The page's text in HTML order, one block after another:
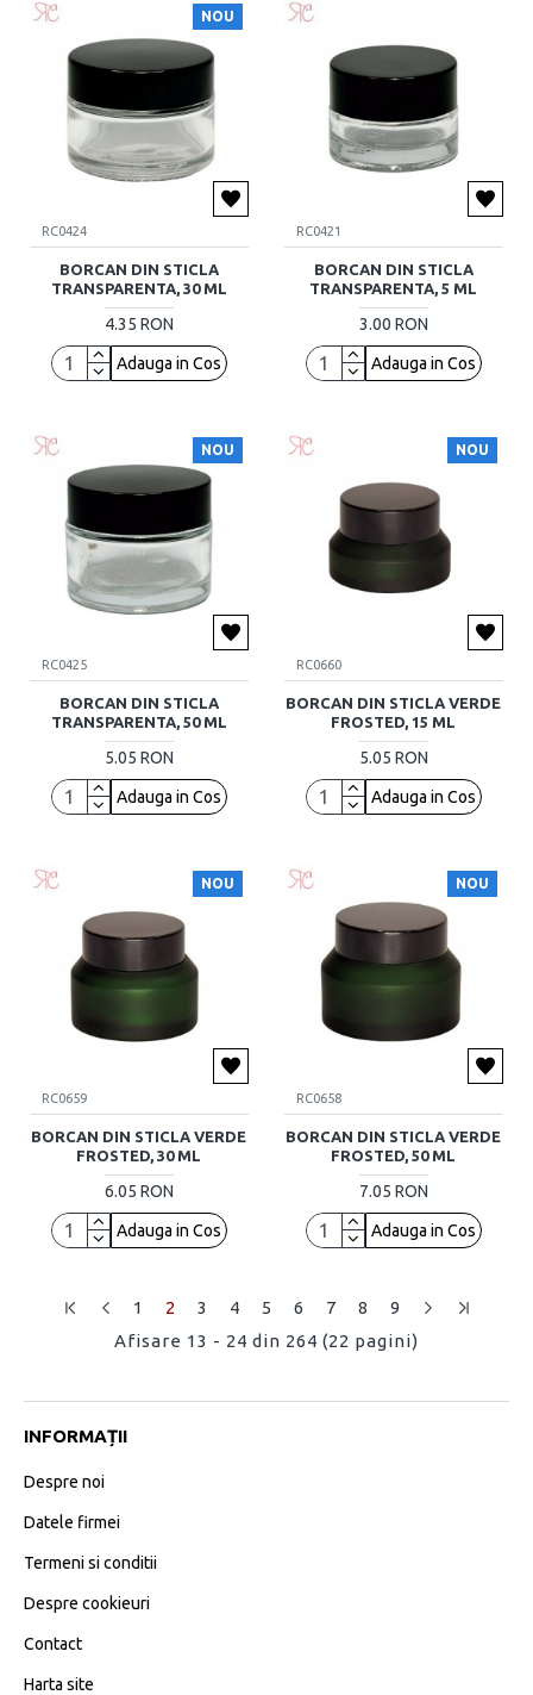
NOU
RC0424
BORCAN DIN STICLA
TRANSPARENTA, 30 ML
4.35 RON
Adauga in Cos
RC0421
BORCAN DIN STICLA
TRANSPARENTA, 5 ML
3.00 RON
Adauga in Cos
NOU
RC0425
BORCAN DIN STICLA
TRANSPARENTA, 50 ML
5.05 RON
Adauga in Cos
NOU
RC0660
BORCAN DIN STICLA VERDE
FROSTED, 15 ML
5.05 RON
Adauga in Cos
NOU
RC0659
BORCAN DIN STICLA VERDE
FROSTED, 30 ML
6.05 RON
Adauga in Cos
NOU
RC0658
BORCAN DIN STICLA VERDE
FROSTED, 50 ML
7.05 RON
Adauga in Cos
1 2 3 4 5 6 7 8
9
Afisare 13 - 24 din 264 (22 pagini)
INFORMAȚII
Despre noi
Datele firmei
Termeni si conditii
Despre cookieuri
Contact
Harta site